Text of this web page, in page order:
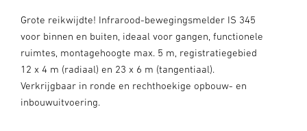
Grote reikwijdte! Infrarood-bewegingsmelder IS 345
voor binnen en buiten, ideaal voor gangen, functionele
ruimtes, montagehoogte max. 5 m, registratiegebied
12 x 4 m (radiaal) en 23 x 6 m (tangentiaal).
Verkrijgbaar in ronde en rechthoekige opbouw- en
inbouwuitvoering.